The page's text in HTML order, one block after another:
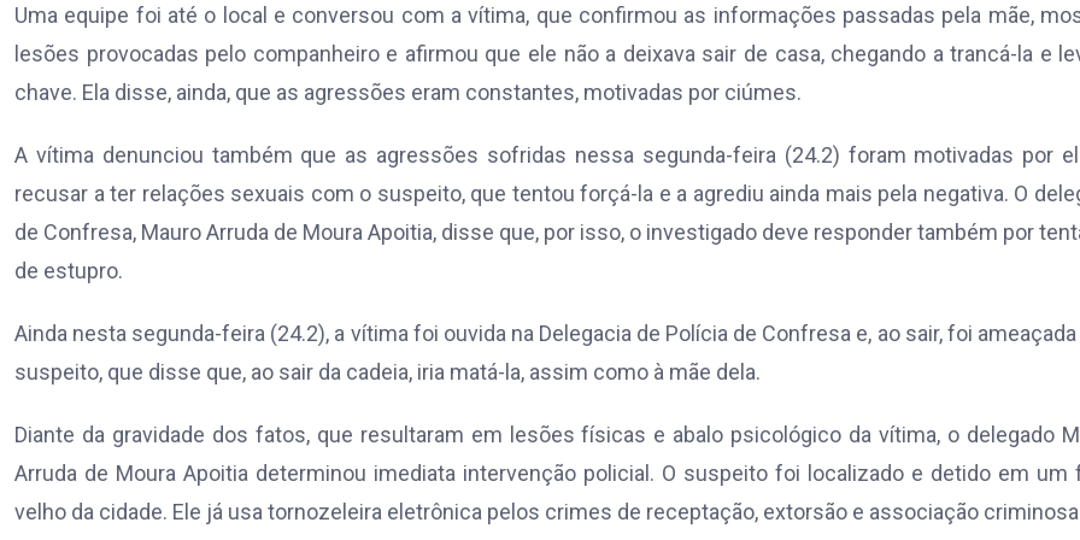
Uma equipe foi até o local e conversou com a vítima, que confirmou as informações passadas pela mãe,
lesões provocadas pelo companheiro e afirmou que ele não a deixava sair de casa, chegando a trancá-la e
chave. Ela disse, ainda, que as agressões eram constantes, motivadas por ciúmes.
A vítima denunciou também que as agressões sofridas nessa segunda-feira (24.2) foram motivadas por
recusar a ter relações sexuais com o suspeito, que tentou forçá-la e a agrediu ainda mais pela negativa. O
de Confresa, Mauro Arruda de Moura Apoitia, disse que, por isso, o investigado deve responder também por
de estupro.
Ainda nesta segunda-feira (24.2), a vítima foi ouvida na Delegacia de Polícia de Confresa e, ao sair, foi
suspeito, que disse que, ao sair da cadeia, iria matá-la, assim como à mãe dela.
Diante da gravidade dos fatos, que resultaram em lesões físicas e abalo psicológico da vítima, o delegado
Arruda de Moura Apoitia determinou imediata intervenção policial. O suspeito foi localizado e detido em um
velho da cidade. Ele já usa tornozeleira eletrônica pelos crimes de receptação, extorsão e associação